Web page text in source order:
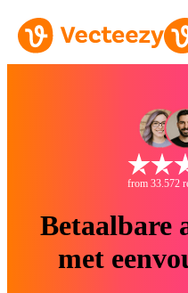
from 33.572
Betaalbare
met